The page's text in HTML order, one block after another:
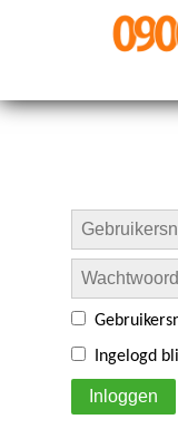
Ingelogd
Inloggen